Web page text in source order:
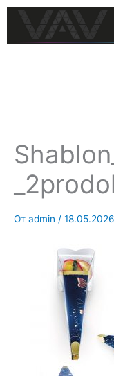
Перейти
содержимому
От admin / 18.05.2026